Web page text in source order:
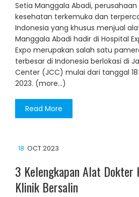
Setia Manggala Abadi,
kesehatan terkemuka dan
Indonesia yang khusus menjual
Manggala Abadi hadir di Hospital
Expo merupakan salah satu
terbesar di Indonesia berlokasi di
Center (JCC) mulai dari tanggal
2023. (more…)
Read More
18 OCT 2023
3 Kelengkapan Alat Dokter
Klinik Bersalin